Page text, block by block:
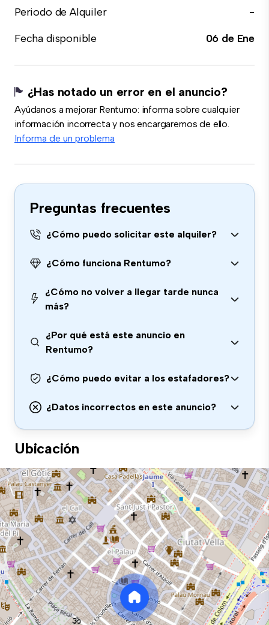
Periodo de Alquiler
-
Fecha disponible
06 de Ene
¿Has notado un error en el anuncio?
Ayúdanos a mejorar Rentumo: informa sobre cualquier
información incorrecta y nos encargaremos de ello.
Informa de un problema
Preguntas frecuentes
¿Cómo puedo solicitar este alquiler?
¿Cómo funciona Rentumo?
¿Cómo no volver a llegar tarde nunca
más?
¿Por qué está este anuncio en
Rentumo?
¿Cómo puedo evitar a los estafadores?
¿Datos incorrectos en este anuncio?
Ubicación